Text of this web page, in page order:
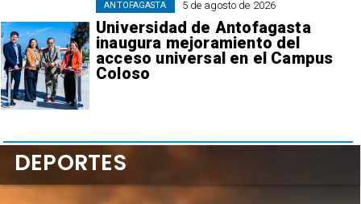
5 de agosto de 2026
Universidad de Antofagasta
inaugura mejoramiento del
acceso universal en el Campus
Coloso
ANTOFAGASTA
DEPORTES